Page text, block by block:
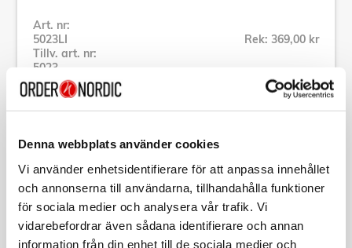
Denna webbplats använder cookies
Vi använder enhetsidentifierare för att anpassa innehållet
och annonserna till användarna, tillhandahålla funktioner
för sociala medier och analysera vår trafik. Vi
vidarebefordrar även sådana identifierare och annan
information från din enhet till de sociala medier och
Art. nr:
5023LI
Tillv. art. nr:
5023
Rek: 369,00 kr
Se alla produkter inom LightsOn
Specifikation
Art. nr:5023LI